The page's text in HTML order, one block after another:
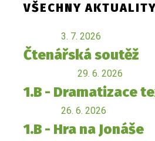
VŠECHNY
3. 7. 2026
Čtenářská soutěž
29. 6. 2026
1.B - Dramatizace
26. 6. 2026
1.B - Hra na Jonáše